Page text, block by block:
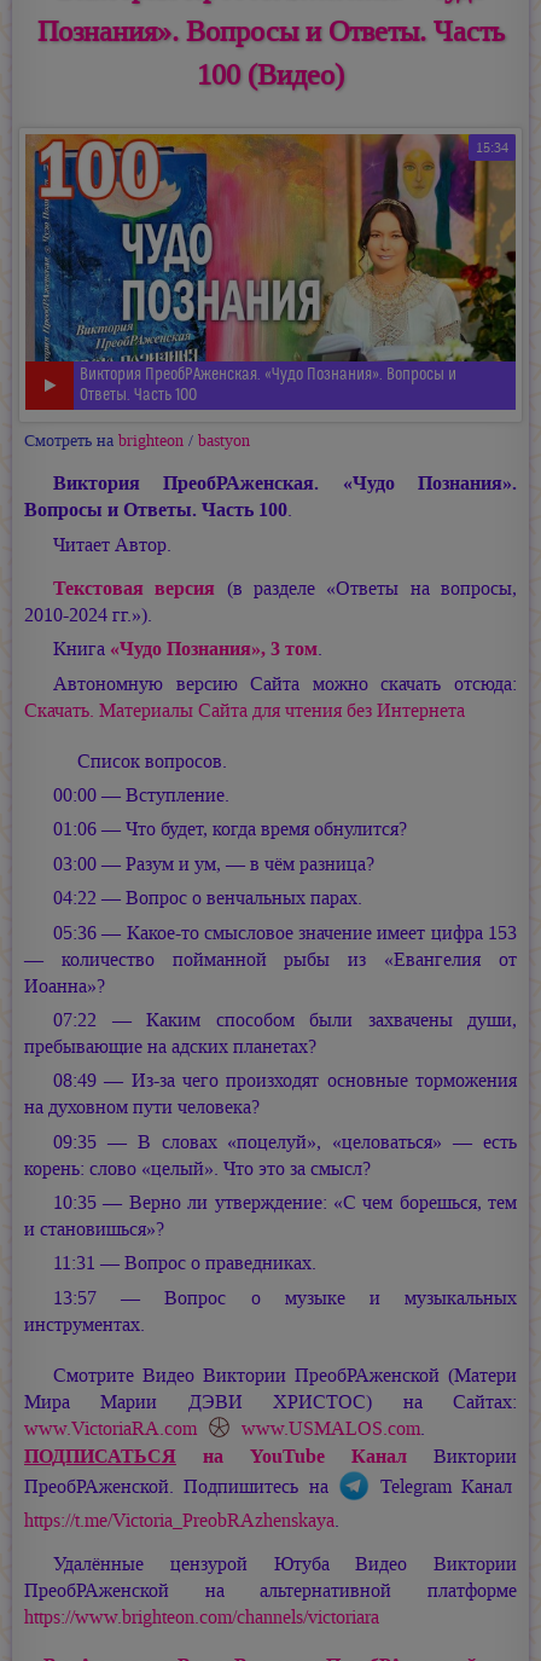
Познания». Вопросы и Ответы. Часть
100 (Видео)
15:34
Виктория ПреобРАженская. «Чудо Познания». Вопросы и
Ответы. Часть 100
Смотреть на brighteon / bastyon
Виктория ПреобРАженская. «Чудо Познания».
Вопросы и Ответы. Часть 100.
Читает Автор.
Текстовая версия (в разделе «Ответы на вопросы,
2010-2024 гг.»).
Книга «Чудо Познания», 3 том.
Автономную версию Сайта можно скачать отсюда:
Скачать. Материалы Сайта для чтения без Интернета
Список вопросов.
00:00 — Вступление.
01:06 — Что будет, когда время обнулится?
03:00 — Разум и ум, — в чём разница?
04:22 — Вопрос о венчальных парах.
05:36 — Какое-то смысловое значение имеет цифра 153
— количество пойманной рыбы из «Евангелия от
Иоанна»?
07:22 — Каким способом были захвачены души,
пребывающие на адских планетах?
08:49 — Из-за чего произходят основные торможения
на духовном пути человека?
09:35 — В словах «поцелуй», «целоваться» — есть
корень: слово «целый». Что это за смысл?
10:35 — Верно ли утверждение: «С чем борешься, тем
и становишься»?
11:31 — Вопрос о праведниках.
13:57 — Вопрос о музыке и музыкальных
инструментах.
Смотрите Видео Виктории ПреобРАженской (Матери
МираМарии ДЭВИ ХРИСТОС) на Сайтах:
www.VictoriaRA.com
www.USMALOS.com.
ПОДПИСАТЬСЯ на YouTube Канал Виктории
ПреобРАженской. Подпишитесь на
Telegram Канал
https://t.me/Victoria_PreobRAzhenskaya.
Удалённые цензурой Ютуба Видео Виктории
ПреобРАженской на альтернативной платформе
https://www.brighteon.com/channels/victoriara